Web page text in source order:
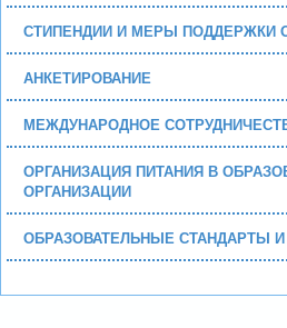
СТИПЕНДИИ И МЕРЫ ПОДДЕРЖКИ
АНКЕТИРОВАНИЕ
МЕЖДУНАРОДНОЕ
ОРГАНИЗАЦИЯ ПИТАНИЯ В
ОРГАНИЗАЦИИ
ОБРАЗОВАТЕЛЬНЫЕ СТАНДАРТЫ